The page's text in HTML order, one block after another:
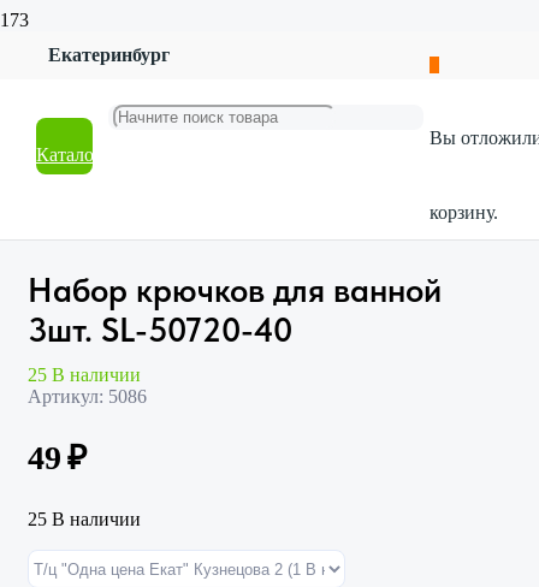
Екатеринбург
Каталог
Вы
корзину.
Товары для дома
Набор крючков для ванной 3шт. SL-50720-40
Набор крючков для ванной
3шт. SL-50720-40
25 В наличии
Артикул: 5086
49₽
25 В наличии